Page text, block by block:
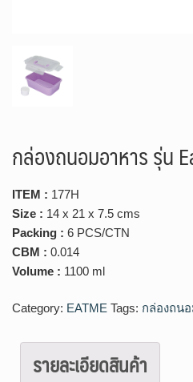
กล่องถนอมอาหาร รุ่น
ITEM : 177H
Size : 14 x 21 x 7.5 cms
Packing : 6 PCS/CTN
CBM : 0.014
Volume : 1100 ml
Category: EATME Tags: กล่องถน
รายละเอียดสินค้า